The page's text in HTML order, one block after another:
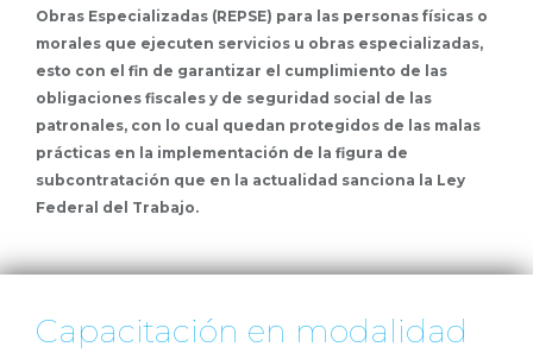
Obras Especializadas (REPSE) para las personas físicas o
morales que ejecuten servicios u obras especializadas,
esto con el fin de garantizar el cumplimiento de las
obligaciones fiscales y de seguridad social de las
patronales, con lo cual quedan protegidos de las malas
prácticas en la implementación de la figura de
subcontratación que en la actualidad sanciona la Ley
Federal del Trabajo.
Capacitación en modalidad